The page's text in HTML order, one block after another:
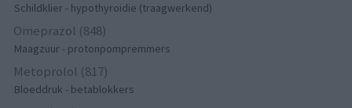
Schildklier - hypothyroidie (traagwerkend)
Omeprazol (848)
Maagzuur - protonpompremmers
Metoprolol (817)
Bloeddruk - betablokkers